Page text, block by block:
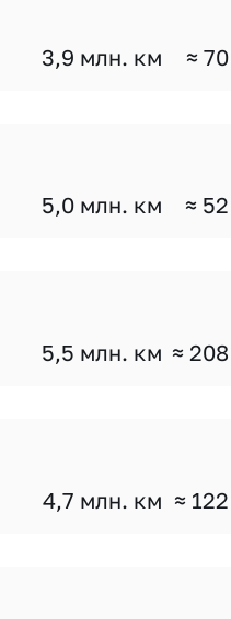
3,9 млн. км ≈
5,0 млн. км ≈
5,5 млн. км ≈
4,7 млн. км ≈